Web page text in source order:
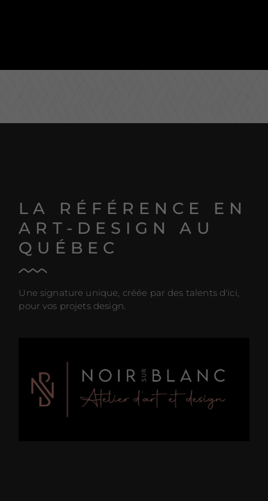
LA RÉFÉRENCE EN
ART-DESIGN AU
QUÉBEC
Une signature unique, créée par des talents d'ici,
pour vos projets design.